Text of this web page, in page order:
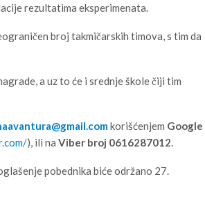
rezultatima eksperimenata.
broj takmičarskih timova, s tim da
a uz to će i srednje škole čiji tim
korišćenjem Google
), ili na Viber broj 0616287012.
pobednika biće održano 27.